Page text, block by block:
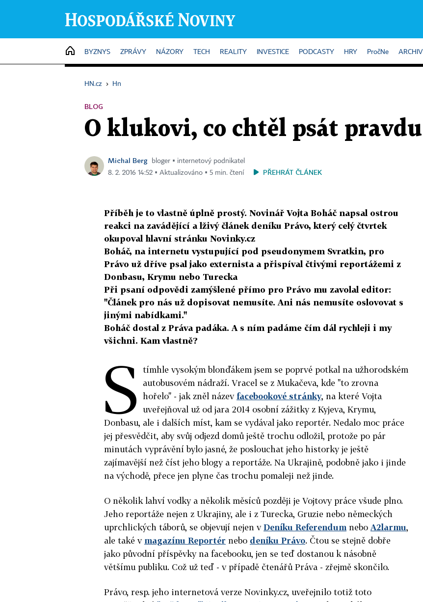
HOME
BYZNYS ZPRÁVY NÁZORY TECH REALITY INVESTICE PODCASTY HRY PročNe ARCHIV
HN.cz › Hn
BLOG
O klukovi, co chtěl psát pravdu
Michal Berg
bloger ▪ internetový podnikatel
8. 2. 2016 14:52 ▪ Aktualizováno ▪ 5 min. čtení
PŘEHRÁT ČLÁNEK
Příběh je to vlastně úplně prostý. Novinář Vojta Boháč napsal ostrou
reakci na zavádějící a lživý článek deníku Právo, který celý čtvrtek
okupoval hlavní stránku Novinky.cz
Boháč, na internetu vystupující pod pseudonymem Svratkin, pro
Právo už dříve psal jako externista a přispíval čtivými reportážemi z
Donbasu, Krymu nebo Turecka
Při psaní odpovědi zamýšlené přímo pro Právo mu zavolal editor:
"Článek pro nás už dopisovat nemusíte. Ani nás nemusíte oslovovat s
jinými nabídkami."
Boháč dostal z Práva padáka. A s ním padáme čím dál rychleji i my
všichni. Kam vlastně?
S
tímhle vysokým blonďákem jsem se poprvé potkal na užhorodském
autobusovém nádraží. Vracel se z Mukačeva, kde "to zrovna
hořelo" - jak zněl názevfacebookové stránky, na které Vojta
uveřejňoval už od jara 2014 osobní zážitky z Kyjeva, Krymu,
Donbasu, ale i dalších míst, kam se vydával jako reportér. Nedalo moc práce
jej přesvědčit, aby svůj odjezd domů ještě trochu odložil, protože po pár
minutách vyprávění bylo jasné, že poslouchat jeho historky je ještě
zajímavější než číst jeho blogy a reportáže. Na Ukrajině, podobně jako i jinde
na východě, přece jen plyne čas trochu pomaleji než jinde.
O několik lahví vodky a několik měsíců později je Vojtovy práce všude plno.
Jeho reportáže nejen z Ukrajiny, ale i z Turecka, Gruzie nebo německých
uprchlických táborů, se objevují nejen vDeníku Referendum nebo A2larmu,
ale také v magazínu Reportér nebo deníku Právo. Čtou se stejně dobře
jako původní příspěvky na facebooku, jen se teď dostanou k násobně
většímu publiku. Což už teď - v případě čtenářů Práva - zřejmě skončilo.
Právo, resp. jeho internetová verze Novinky.cz, uveřejnilo totiž toto